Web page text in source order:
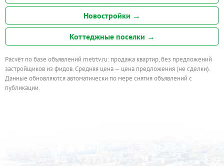
Новостройки →
Коттеджные поселки →
Расчёт по базе объявлений metrtv.ru: продажа квартир, без предложений
застройщиков из фидов. Средняя цена — цена предложения (не сделки).
Данные обновляются автоматически по мере снятия объявлений с
публикации.